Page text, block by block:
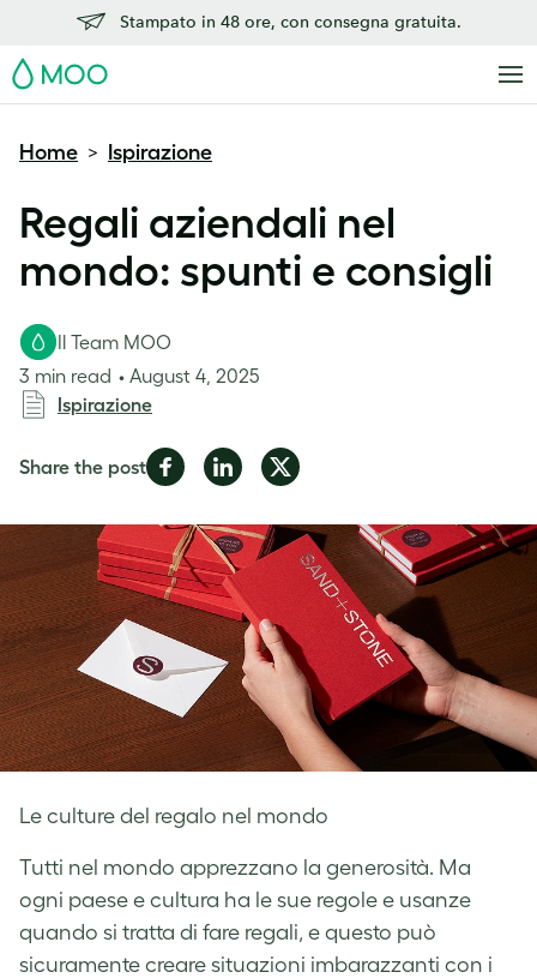
Stampato in 48 ore, con consegna gratuita.
MOO
Home > Ispirazione
Regali aziendali nel
mondo: spunti e consigli
Le culture del regalo nel mondo
Il Team MOO
3 min read
August 4, 2025
Ispirazione
Share the postShare
Facebook
Share
LinkedIn
Share
Twitter
Tutti nel mondo apprezzano la generosità. Ma
ogni paese e cultura ha le sue regole e usanze
quando si tratta di fare regali, e questo può
sicuramente creare situazioni imbarazzanti con i